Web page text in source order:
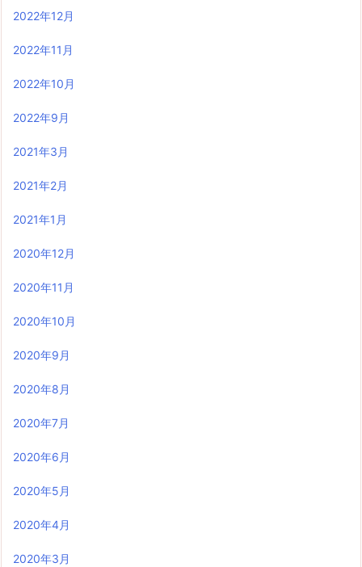
2022年12月
2022年11月
2022年10月
2022年9月
2021年3月
2021年2月
2021年1月
2020年12月
2020年11月
2020年10月
2020年9月
2020年8月
2020年7月
2020年6月
2020年5月
2020年4月
2020年3月